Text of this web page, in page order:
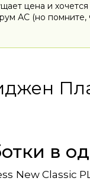
цена и
АС (но
в
New Classic